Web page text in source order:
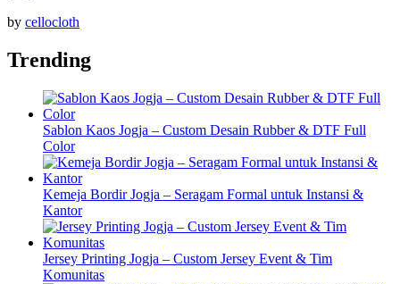
by cellocloth
Trending
Sablon Kaos Jogja – Custom Desain Rubber & DTF Full
Color
Kemeja Bordir Jogja – Seragam Formal untuk Instansi &
Kantor
Jersey Printing Jogja – Custom Jersey Event & Tim
Komunitas